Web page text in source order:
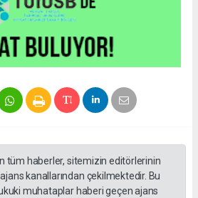
tüm haberler, sitemizin editörlerinin
kanallarından çekilmektedir. Bu
muhataplar haberi geçen ajans